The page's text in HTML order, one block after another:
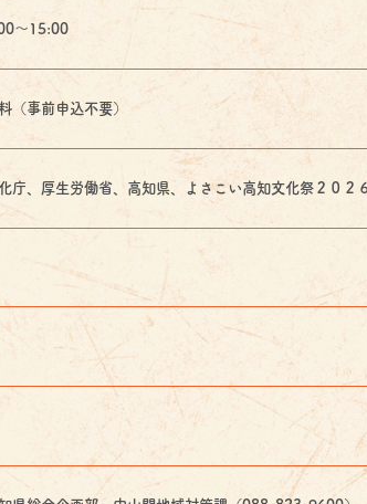
～15:00
（事前申込不要）
庁、厚生労働省、高知県、よさこい高知文化祭２０２